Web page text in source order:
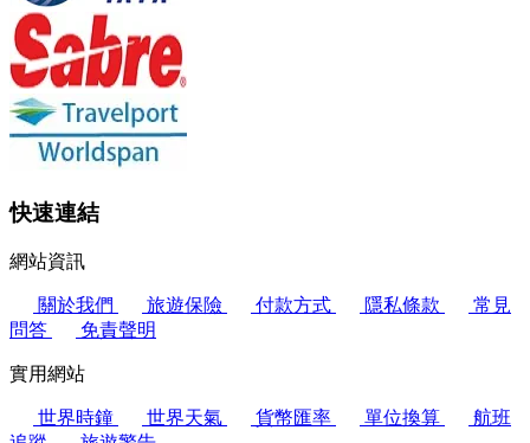
快速連結
網站資訊
關於我們 旅遊保險 付款方式 隱私條款
常見
問答
免責聲明
實用網站
世界時鐘 世界天氣 貨幣匯率 單位換算
航班